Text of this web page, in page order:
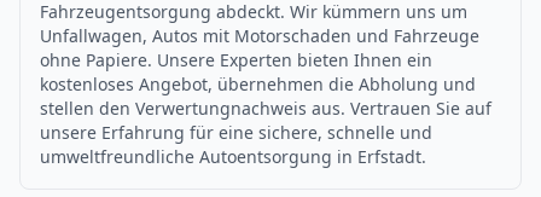
Fahrzeugentsorgung abdeckt. Wir kümmern uns um
Unfallwagen, Autos mit Motorschaden und Fahrzeuge
ohne Papiere. Unsere Experten bieten Ihnen ein
kostenloses Angebot, übernehmen die Abholung und
stellen den Verwertungnachweis aus. Vertrauen Sie auf
unsere Erfahrung für eine sichere, schnelle und
umweltfreundliche Autoentsorgung in Erfstadt.